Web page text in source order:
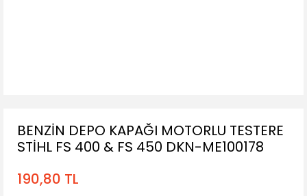
BENZİN DEPO KAPAĞI MOTORLU TESTERE
STİHL FS 400 & FS 450 DKN-ME100178
190,80 TL